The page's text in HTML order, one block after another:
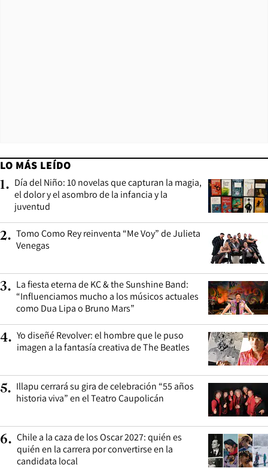
LO MÁS LEÍDO
1. Día del Niño: 10 novelas que capturan la magia,
el dolor y el asombro de la infancia y la
juventud
2. Tomo Como Rey reinventa “Me Voy” de Julieta
Venegas
3. La fiesta eterna de KC & the Sunshine Band:
“Influenciamos mucho a los músicos actuales
como Dua Lipa o Bruno Mars”
4. Yo diseñé Revolver: el hombre que le puso
imagen a la fantasía creativa de The Beatles
5. Illapu cerrará su gira de celebración “55 años
historia viva” en el Teatro Caupolicán
6. Chile a la caza de los Oscar 2027: quién es
quién en la carrera por convertirse en la
candidata local